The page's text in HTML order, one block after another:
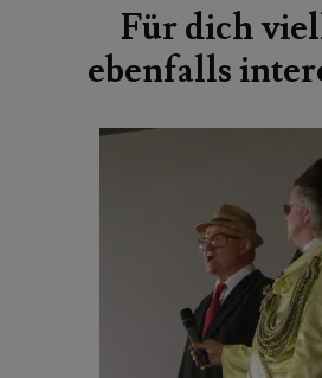
Für dich
ebenfalls